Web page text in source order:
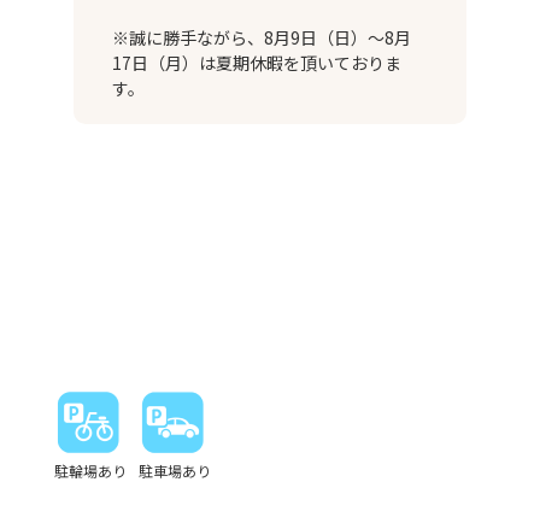
※誠に勝手ながら、8月9日（日）～8月
17日（月）は夏期休暇を頂いておりま
す。
駐輪場あり 駐車場あり